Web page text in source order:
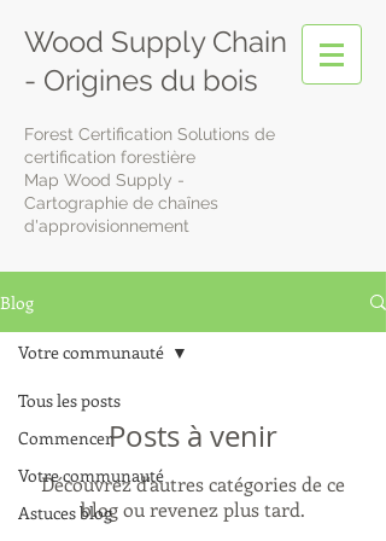
Wood Supply Chain
- Origines du bois
Forest Certification Solutions de
certification forestière
Map Wood Supply -
Cartographie de chaînes
d'approvisionnement
Blog
Tous les posts
Commencer
Votre communauté
Astuces blog
Votre communauté
Posts à venir
Découvrez d'autres catégories de ce
blog ou revenez plus tard.